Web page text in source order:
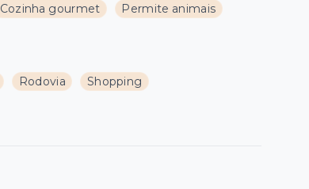
Cozinha gourmet Permite animais
Rodovia
Shopping